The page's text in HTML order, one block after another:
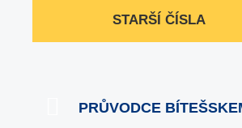
STARŠÍ ČÍSLA
PRŮVODCE